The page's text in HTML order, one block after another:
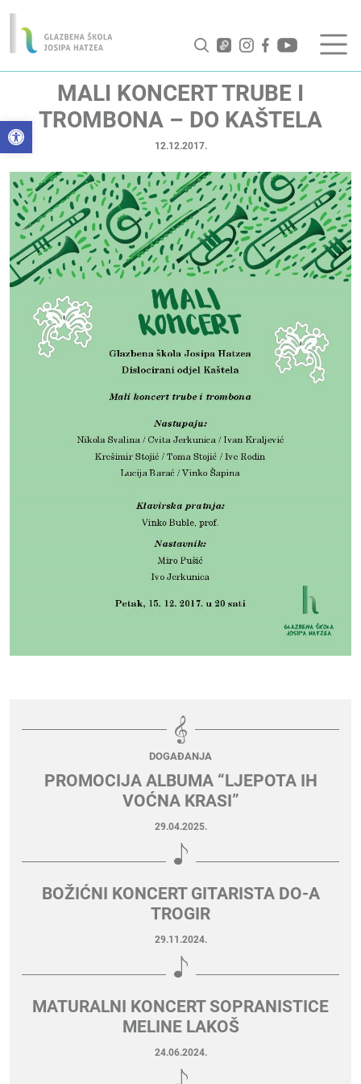
Open toolbar
MALI KONCERT TRUBE I
TROMBONA – DO KAŠTELA
12.12.2017.
DOGAĐANJA
PROMOCIJA ALBUMA “LJEPOTA IH
VOĆNA KRASI”
29.04.2025.
BOŽIĆNI KONCERT GITARISTA DO-A
TROGIR
29.11.2024.
MATURALNI KONCERT SOPRANISTICE
MELINE LAKOŠ
24.06.2024.